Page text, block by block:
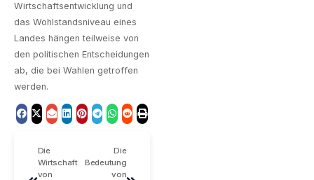
Wirtschaftsentwicklung und
das Wohlstandsniveau eines
Landes hängen teilweise von
den politischen Entscheidungen
ab, die bei Wahlen getroffen
werden.
Die
Wirtschaft
von
Die
Bedeutung
von